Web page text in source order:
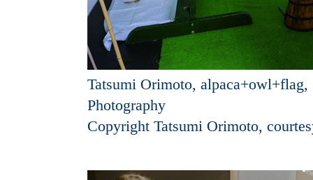
Tatsumi Orimoto, alpaca+owl+flag,
Photography
Copyright Tatsumi Orimoto,